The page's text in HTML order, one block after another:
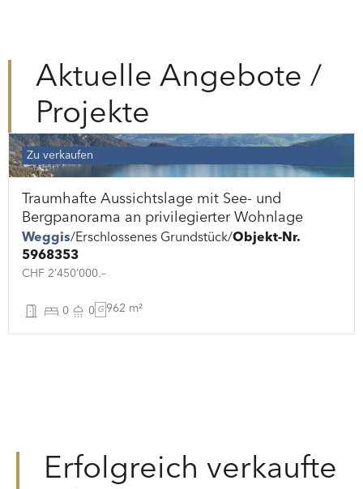
Aktuelle Angebote /
Projekte
Zu verkaufen
Traumhafte Aussichtslage mit See- und
Bergpanorama an privilegierter Wohnlage
Weggis Erschlossenes Grundstück Objekt-Nr.
5968353
CHF 2’450’000.–
0 0 G 962 m²
Erfolgreich verkaufte